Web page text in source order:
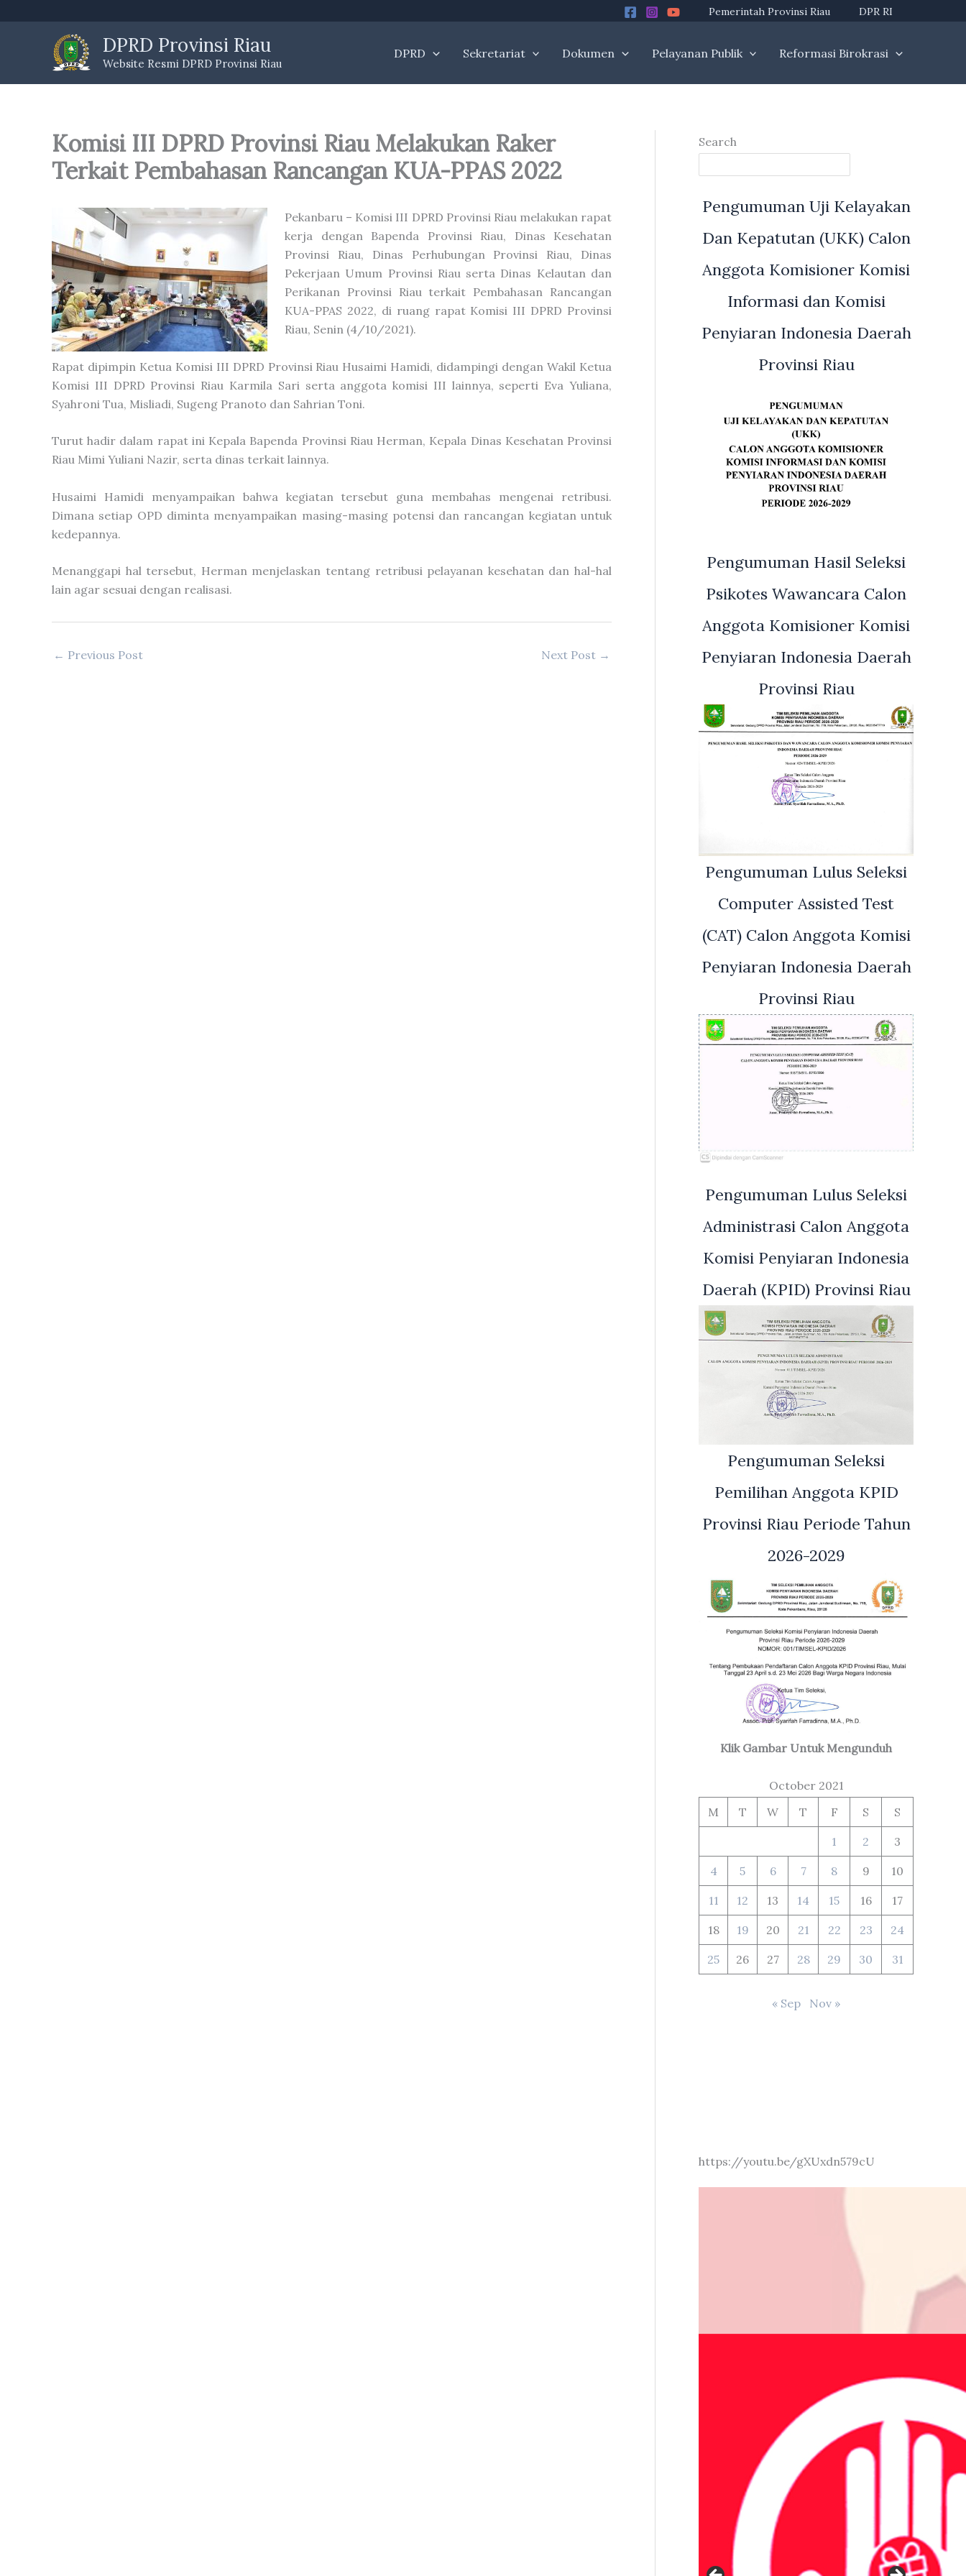
Pemerintah Provinsi Riau DPR RI
DPRD Provinsi Riau
Website Resmi DPRD Provinsi Riau
DPRD Sekretariat Dokumen Pelayanan Publik Reformasi Birokrasi
Komisi III DPRD Provinsi Riau Melakukan Raker
Terkait Pembahasan Rancangan KUA-PPAS 2022
Pekanbaru – Komisi III DPRD Provinsi Riau melakukan rapat
kerja dengan Bapenda Provinsi Riau, Dinas Kesehatan
Provinsi Riau, Dinas Perhubungan Provinsi Riau, Dinas
Pekerjaan Umum Provinsi Riau serta Dinas Kelautan dan
Perikanan Provinsi Riau terkait Pembahasan Rancangan
KUA-PPAS 2022, di ruang rapat Komisi III DPRD Provinsi
Riau, Senin (4/10/2021).
Rapat dipimpin Ketua Komisi III DPRD Provinsi Riau Husaimi Hamidi, didampingi dengan Wakil Ketua
Komisi III DPRD Provinsi Riau Karmila Sari serta anggota komisi III lainnya, seperti Eva Yuliana,
Syahroni Tua, Misliadi, Sugeng Pranoto dan Sahrian Toni.
Turut hadir dalam rapat ini Kepala Bapenda Provinsi Riau Herman, Kepala Dinas Kesehatan Provinsi
Riau Mimi Yuliani Nazir, serta dinas terkait lainnya.
Husaimi Hamidi menyampaikan bahwa kegiatan tersebut guna membahas mengenai retribusi.
Dimana setiap OPD diminta menyampaikan masing-masing potensi dan rancangan kegiatan untuk
kedepannya.
Menanggapi hal tersebut, Herman menjelaskan tentang retribusi pelayanan kesehatan dan hal-hal
lain agar sesuai dengan realisasi.
← Previous Post Next Post →
Search
Pengumuman Uji Kelayakan
Dan Kepatutan (UKK) Calon
Anggota Komisioner Komisi
Informasi dan Komisi
Penyiaran Indonesia Daerah
Provinsi Riau
Pengumuman Hasil Seleksi
Psikotes Wawancara Calon
Anggota Komisioner Komisi
Penyiaran Indonesia Daerah
Provinsi Riau
Pengumuman Lulus Seleksi
Computer Assisted Test
(CAT) Calon Anggota Komisi
Penyiaran Indonesia Daerah
Provinsi Riau
Pengumuman Lulus Seleksi
Administrasi Calon Anggota
Komisi Penyiaran Indonesia
Daerah (KPID) Provinsi Riau
Pengumuman Seleksi
Pemilihan Anggota KPID
Provinsi Riau Periode Tahun
2026-2029
Klik Gambar Untuk Mengunduh
October 2021
M
T W T F S S
1 2 3
4 5 6 7 8 9 10
11 12 13 14 15 16 17
18 19 20 21 22 23 24
25 26 27 28 29 30 31
« Sep Nov »
https://youtu.be/gXUxdn579cU